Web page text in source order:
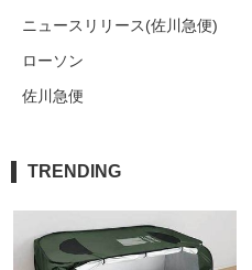
ニュースリリース(佐川急便)
ローソン
佐川急便
TRENDING